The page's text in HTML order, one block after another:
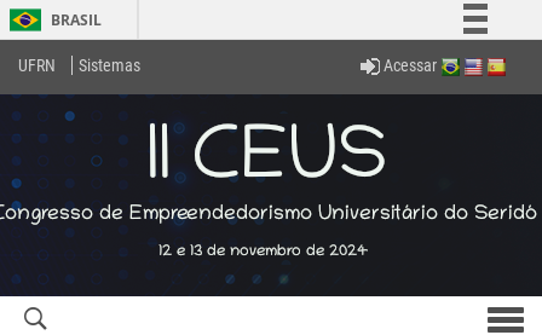
BRASIL
Simplifique!
Comunica BR
Participe
Acesso à informação
Legislação
Canais
UFRN Sistemas Acessar